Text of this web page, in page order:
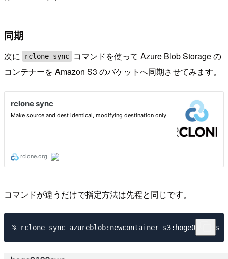
同期
次に rclone sync
コマンドを使って Azure Blob Storage の
コンテナーを Amazon S3 のバケットへ同期させてみます。
コマンドが違うだけで指定方法は先程と同じです。